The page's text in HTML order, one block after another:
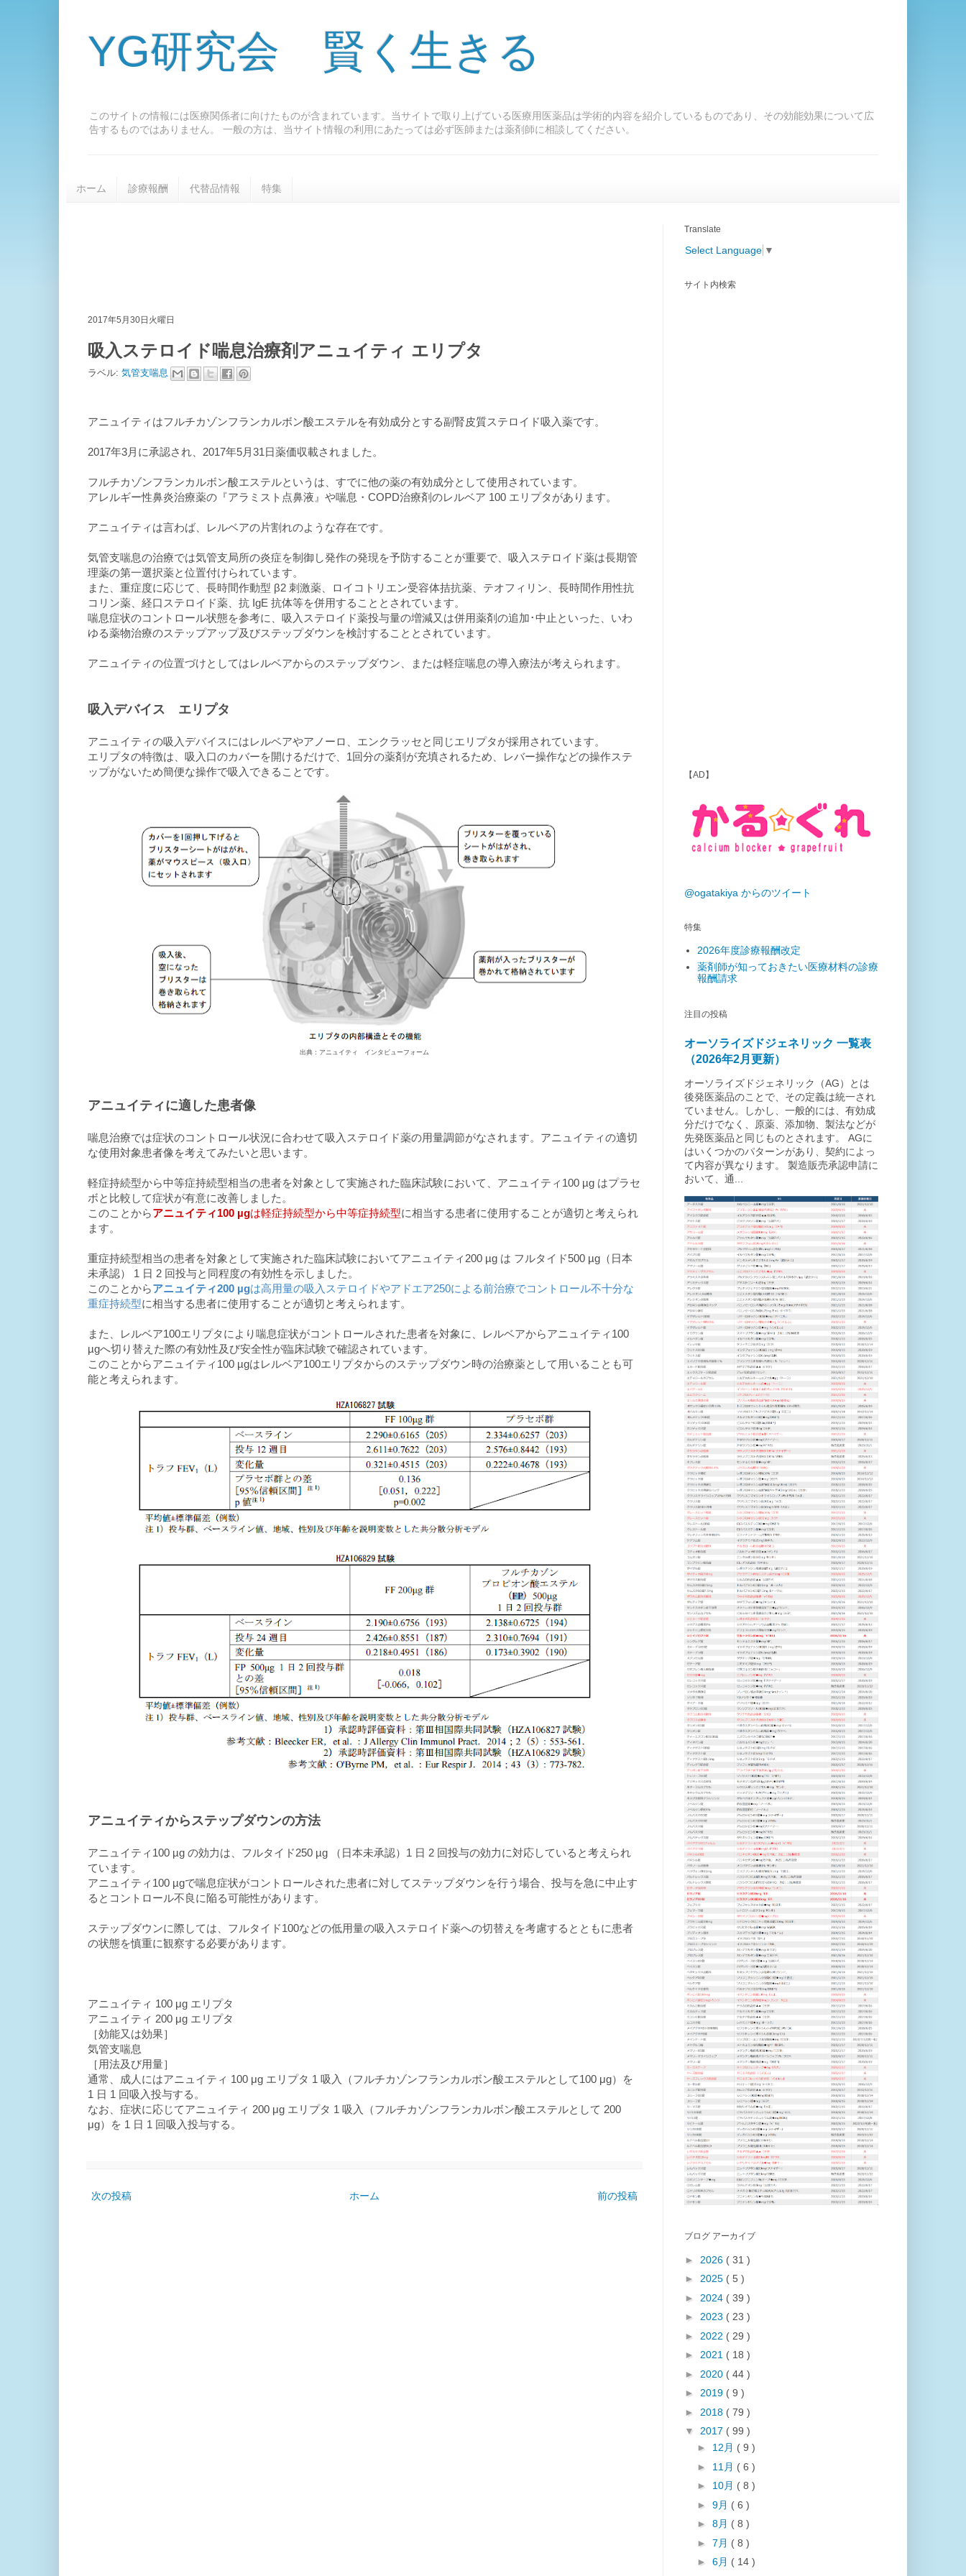
YG研究会 賢く生きる
このサイトの情報には医療関係者に向けたものが含まれています。当サイトで取り上げている医療用医薬品は学術的内容を紹介しているものであり、その効能効果について広
告するものではありません。 一般の方は、当サイト情報の利用にあたっては必ず医師または薬剤師に相談してください。
ホーム 診療報酬 代替品情報 特集
2017年5月30日火曜日
吸入ステロイド喘息治療剤アニュイティ エリプタ
ラベル: 気管支喘息
アニュイティはフルチカゾンフランカルボン酸エステルを有効成分とする副腎皮質ステロイド吸入薬です。
2017年3月に承認され、2017年5月31日薬価収載されました。
フルチカゾンフランカルボン酸エステルというは、すでに他の薬の有効成分として使用されています。
アレルギー性鼻炎治療薬の『アラミスト点鼻液』や喘息・COPD治療剤のレルベア 100 エリプタがあります。
アニュイティは言わば、レルベアの片割れのような存在です。
気管支喘息の治療では気管支局所の炎症を制御し発作の発現を予防することが重要で、吸入ステロイド薬は長期管
理薬の第一選択薬と位置付けられています。
また、重症度に応じて、長時間作動型 β2 刺激薬、ロイコトリエン受容体拮抗薬、テオフィリン、長時間作用性抗
コリン薬、経口ステロイド薬、抗 IgE 抗体等を併用することとされています。
喘息症状のコントロール状態を参考に、吸入ステロイド薬投与量の増減又は併用薬剤の追加･中止といった、いわ
ゆる薬物治療のステップアップ及びステップダウンを検討することとされています。
アニュイティの位置づけとしてはレルベアからのステップダウン、または軽症喘息の導入療法が考えられます。
吸入デバイス エリプタ
アニュイティの吸入デバイスにはレルベアやアノーロ、エンクラッセと同じエリプタが採用されています。
エリプタの特徴は、吸入口のカバーを開けるだけで、1回分の薬剤が充填されるため、レバー操作などの操作ステ
ップがないため簡便な操作で吸入できることです。
出典：アニュイティ インタビューフォーム
アニュイティに適した患者像
喘息治療では症状のコントロール状況に合わせて吸入ステロイド薬の用量調節がなされます。アニュイティの適切
な使用対象患者像を考えてみたいと思います。
軽症持続型から中等症持続型相当の患者を対象として実施された臨床試験において、アニュイティ100 µg はプラセ
ボと比較して症状が有意に改善しました。
このことからアニュイティ100 µgは軽症持続型から中等症持続型に相当する患者に使用することが適切と考えられ
ます。
重症持続型相当の患者を対象として実施された臨床試験においてアニュイティ200 µg は フルタイド500 µg（日本
未承認） 1 日 2 回投与と同程度の有効性を示しました。
このことからアニュイティ200 µgは高用量の吸入ステロイドやアドエア250による前治療でコントロール不十分な
重症持続型に相当する患者に使用することが適切と考えられます。
また、レルベア100エリプタにより喘息症状がコントロールされた患者を対象に、レルベアからアニュイティ100
µgへ切り替えた際の有効性及び安全性が臨床試験で確認されています。
このことからアニュイティ100 µgはレルベア100エリプタからのステップダウン時の治療薬として用いることも可
能と考えられます。
アニュイティからステップダウンの方法
アニュイティ100 µg の効力は、フルタイド250 µg （日本未承認）1 日 2 回投与の効力に対応していると考えられ
ています。
アニュイティ100 µgで喘息症状がコントロールされた患者に対してステップダウンを行う場合、投与を急に中止す
るとコントロール不良に陥る可能性があります。
ステップダウンに際しては、フルタイド100などの低用量の吸入ステロイド薬への切替えを考慮するとともに患者
の状態を慎重に観察する必要があります。
アニュイティ 100 μg エリプタ
アニュイティ 200 μg エリプタ
［効能又は効果］
気管支喘息
［用法及び用量］
通常、成人にはアニュイティ 100 μg エリプタ 1 吸入（フルチカゾンフランカルボン酸エステルとして100 μg）を
1 日 1 回吸入投与する。
なお、症状に応じてアニュイティ 200 μg エリプタ 1 吸入（フルチカゾンフランカルボン酸エステルとして 200
μg）を 1 日 1 回吸入投与する。
次の投稿 前の投稿
ホーム
Translate
Select Language ▼
サイト内検索
【AD】
@ogatakiya からのツイート
特集
2026年度診療報酬改定
薬剤師が知っておきたい医療材料の診療
報酬請求
注目の投稿
オーソライズドジェネリック 一覧表
（2026年2月更新）
オーソライズドジェネリック（AG）とは
後発医薬品のことで、その定義は統一され
ていません。しかし、一般的には、有効成
分だけでなく、原薬、添加物、製法などが
先発医薬品と同じものとされます。 AGに
はいくつかのパターンがあり、契約によっ
て内容が異なります。 製造販売承認申請に
おいて、通...
ブログ アーカイブ
► 2026 ( 31 )
► 2025 ( 5 )
► 2024 ( 39 )
► 2023 ( 23 )
► 2022 ( 29 )
► 2021 ( 18 )
► 2020 ( 44 )
► 2019 ( 9 )
► 2018 ( 79 )
▼ 2017 ( 99 )
► 12月 ( 9 )
► 11月 ( 6 )
► 10月 ( 8 )
► 9月 ( 6 )
► 8月 ( 8 )
► 7月 ( 8 )
► 6月 ( 14 )